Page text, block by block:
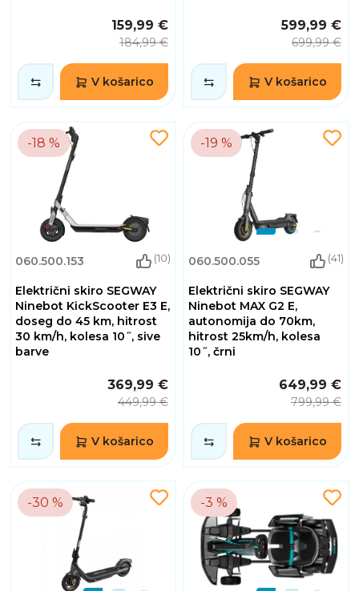
159,99 €
184,99 €
V košarico
599,99 €
699,99 €
V košarico
-18 %
060.500.153 (10)
Električni skiro SEGWAY
Ninebot KickScooter E3 E,
doseg do 45 km, hitrost
30 km/h, kolesa 10˝, sive
barve
369,99 €
449,99 €
V košarico
-19 %
060.500.055 (41)
Električni skiro SEGWAY
Ninebot MAX G2 E,
autonomija do 70km,
hitrost 25km/h, kolesa
10˝, črni
649,99 €
799,99 €
V košarico
-30 % -3 %